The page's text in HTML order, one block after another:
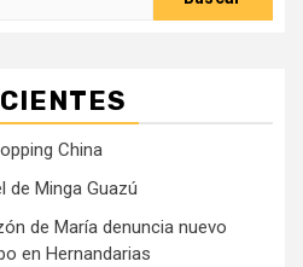
China
de Minga Guazú
de María denuncia nuevo
en Hernandarias